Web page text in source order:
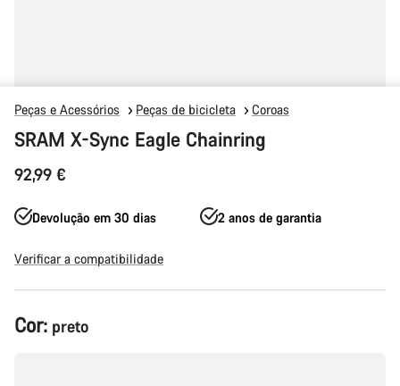
Peças e Acessórios Peças de bicicleta Coroas
SRAM X-Sync Eagle Chainring
92,99 €
Devolução em 30 dias 2 anos de garantia
Verificar a compatibilidade
Configuração
do
Cor: preto